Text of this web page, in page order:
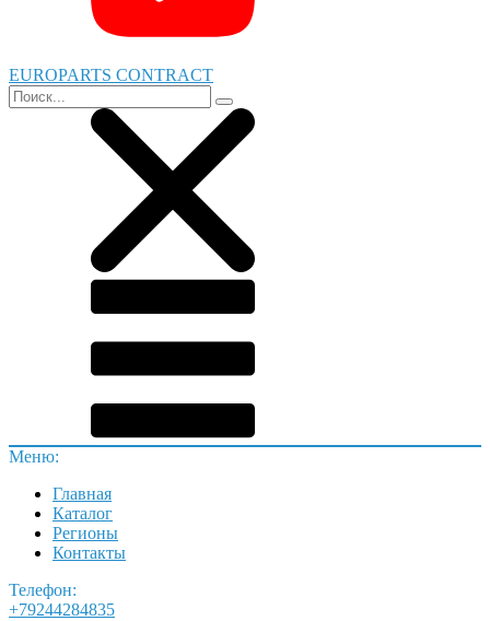
EUROPARTS CONTRACT
Меню:
Главная
Каталог
Регионы
Контакты
Телефон:
+79244284835